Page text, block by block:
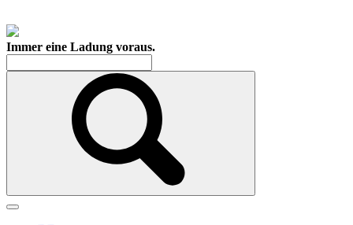
Immer eine Ladung voraus.